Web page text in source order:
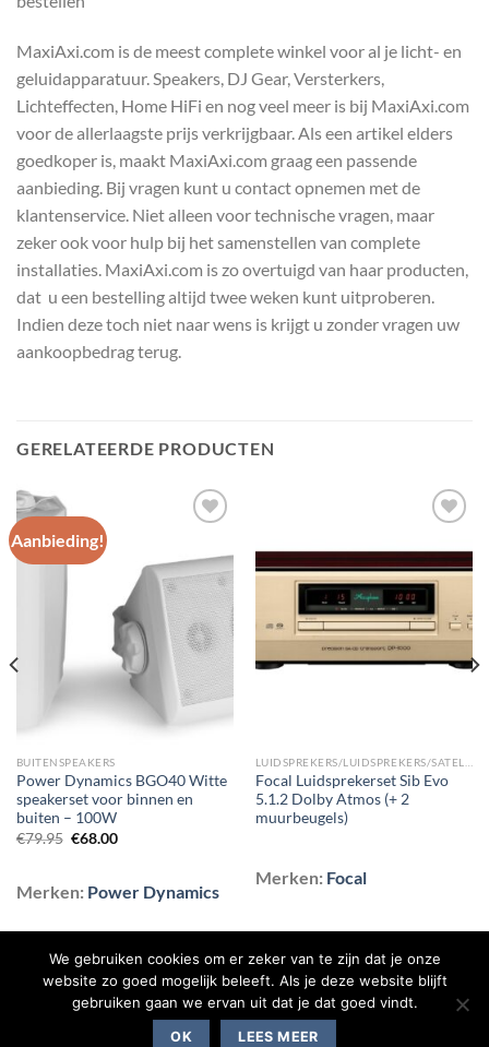
MaxiAxi.com is de meest complete winkel voor al je licht- en
geluidapparatuur. Speakers, DJ Gear, Versterkers,
Lichteffecten, Home HiFi en nog veel meer is bij MaxiAxi.com
voor de allerlaagste prijs verkrijgbaar. Als een artikel elders
goedkoper is, maakt MaxiAxi.com graag een passende
aanbieding. Bij vragen kunt u contact opnemen met de
klantenservice. Niet alleen voor technische vragen, maar
zeker ook voor hulp bij het samenstellen van complete
installaties. MaxiAxi.com is zo overtuigd van haar producten,
dat u een bestelling altijd twee weken kunt uitproberen.
Indien deze toch niet naar wens is krijgt u zonder vragen uw
aankoopbedrag terug.
GERELATEERDE PRODUCTEN
Aanbieding!
Toevoegen
BUITENSPEAKERS
Power Dynamics BGO40 Witte
speakerset voor binnen en
buiten – 100W
€79.95 Oorspronkelijke
€68.00Huidige
Merken: Power Dynamics
Toevoegen
aan
wenslijst
LUIDSPREKERS/LUIDSPREKERS/SATELLIET EN SURROUND LUIDSPREKERS
Focal Luidsprekerset Sib Evo
5.1.2 Dolby Atmos (+ 2
muurbeugels)
Merken: Focal
CONTACT OVER ONS VEELGESTELDE VRAGEN
We gebruiken cookies om er zeker van te zijn dat je onze
website zo goed mogelijk beleeft. Als je deze website blijft
gebruiken gaan we ervan uit dat je dat goed vindt.
OK LEES MEER